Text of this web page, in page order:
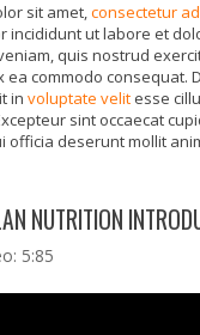
sit amet,consectetur
incididunt ut labore et
quis nostrud
ea commodo consequat.
involuptate velit esse
sint occaecat
officia deserunt mollit
NUTRITION
5:85